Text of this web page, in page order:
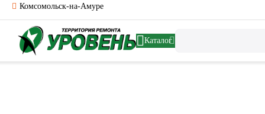
Комсомольск-на-Амуре
Каталог